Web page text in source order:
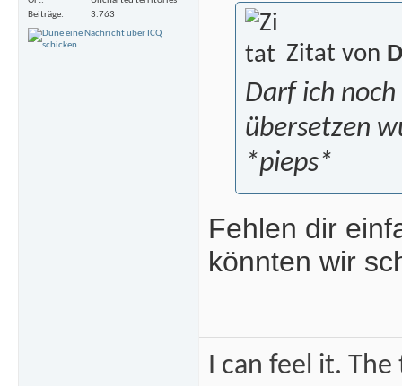
Beiträge
3.763
Zitat von
Darf ich
übersetzen
*pieps*
Fehlen dir
könnten wir
I can feel it.